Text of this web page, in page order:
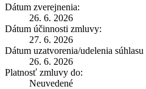
Dátum zverejnenia:
26. 6. 2026
Dátum účinnosti zmluvy:
27. 6. 2026
Dátum uzatvorenia/udelenia
26. 6. 2026
Platnosť zmluvy do:
Neuvedené